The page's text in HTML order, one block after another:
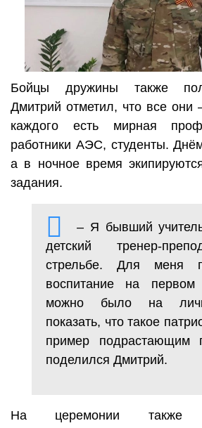
Бойцы дружины также
Дмитрий отметил, что все они
каждого есть мирная
работники АЭС, студенты.
а в ночное время
задания.
– Я бывший
детский тренер-
стрельбе. Для меня
воспитание на
можно было на
показать, что такое
пример подрастающим
поделился Дмитрий.
На церемонии также